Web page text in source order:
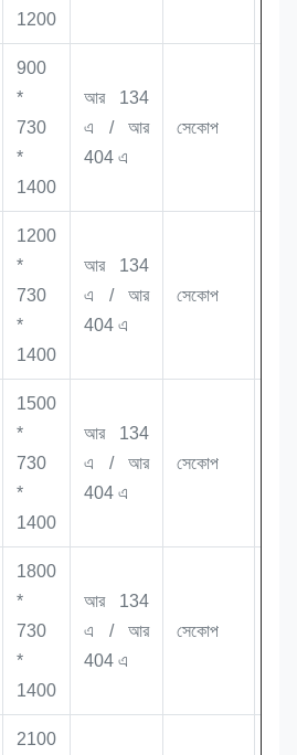
1200
900
*
730
*
1400
আর 134
এ / আর
404 এ
সেকোপ
1200
*
730
*
1400
আর 134
এ / আর
404 এ
সেকোপ
1500
*
730
*
1400
আর 134
এ / আর
404 এ
সেকোপ
1800
*
730
*
1400
আর 134
এ / আর
404 এ
সেকোপ
2100